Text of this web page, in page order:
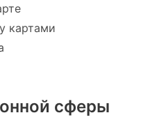
картами
сферы